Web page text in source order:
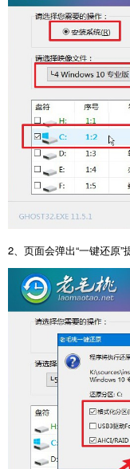
2、页面会弹出“一键还原